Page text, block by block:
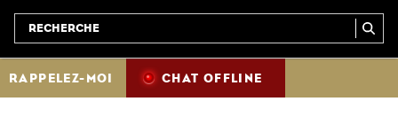
RAPPELEZ-MOI CHAT OFFLINE